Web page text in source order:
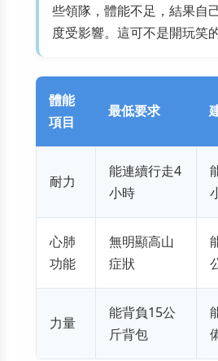
些領隊，體能不足，結果自
度受影響。這可不是開玩笑的
體能
項目
最低要求
耐力
能連續行走4
小時
心肺
功能
無明顯高山
症狀
力量
能背負15公
斤背包